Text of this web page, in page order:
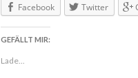
Facebook Twitter
GEFÄLLT MIR:
Lade...